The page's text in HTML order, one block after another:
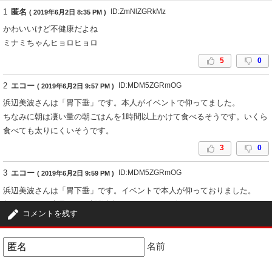
1 匿名 ( 2019年6月2日 8:35 PM ) ID:ZmNlZGRkMz
かわいいけど不健康だよね
ミナミちゃんヒョロヒョロ
5 0
2 エコー ( 2019年6月2日 9:57 PM ) ID:MDM5ZGRmOG
浜辺美波さんは「胃下垂」です。本人がイベントで仰ってました。
ちなみに朝は凄い量の朝ごはんを1時間以上かけて食べるそうです。いくら
食べても太りにくいそうです。
3 0
3 エコー ( 2019年6月2日 9:59 PM ) ID:MDM5ZGRmOG
浜辺美波さんは「胃下垂」です。イベントで本人が仰っておりました。
いくら食べても太りにくいそうです。
コメントを残す
名前